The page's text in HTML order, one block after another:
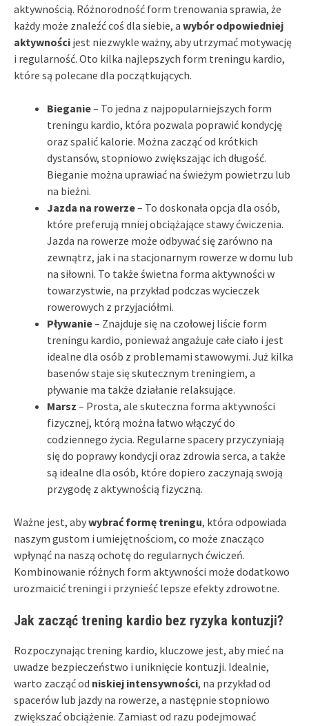
aktywnością. Różnorodność form trenowania sprawia, że
każdy może znaleźć coś dla siebie, a wybór odpowiedniej
aktywności jest niezwykle ważny, aby utrzymać motywację
i regularność. Oto kilka najlepszych form treningu kardio,
które są polecane dla początkujących.
Bieganie– To jedna z najpopularniejszych form
treningu kardio, która pozwala poprawić kondycję
oraz spalić kalorie. Można zacząć od krótkich
dystansów, stopniowo zwiększając ich długość.
Bieganie można uprawiać na świeżym powietrzu lub
na bieżni.
Jazda na rowerze– To doskonała opcja dla osób,
które preferują mniej obciążające stawy ćwiczenia.
Jazda na rowerze może odbywać się zarówno na
zewnątrz, jak i na stacjonarnym rowerze w domu lub
na siłowni. To także świetna forma aktywności w
towarzystwie, na przykład podczas wycieczek
rowerowych z przyjaciółmi.
Pływanie– Znajduje się na czołowej liście form
treningu kardio, ponieważ angażuje całe ciało i jest
idealne dla osób z problemami stawowymi. Już kilka
basenów staje się skutecznym treningiem, a
pływanie ma także działanie relaksujące.
Marsz – Prosta, ale skuteczna forma aktywności
fizycznej, którą można łatwo włączyć do
codziennego życia. Regularne spacery przyczyniają
się do poprawy kondycji oraz zdrowia serca, a także
są idealne dla osób, które dopiero zaczynają swoją
przygodę z aktywnością fizyczną.
Ważne jest, abywybrać formę treningu, która odpowiada
naszym gustom i umiejętnościom, co może znacząco
wpłynąć na naszą ochotę do regularnych ćwiczeń.
Kombinowanie różnych form aktywności może dodatkowo
urozmaicić treningi i przynieść lepsze efekty zdrowotne.
Jak zacząć trening kardio bez ryzyka kontuzji?
Rozpoczynając trening kardio, kluczowe jest, aby mieć na
uwadze bezpieczeństwo i uniknięcie kontuzji. Idealnie,
warto zacząć od niskiej intensywności, na przykład od
spacerów lub jazdy na rowerze, a następnie stopniowo
zwiększać obciążenie. Zamiast od razu podejmować